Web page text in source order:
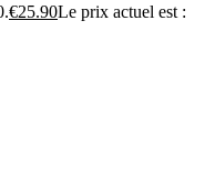
€25.90Le prix actuel est :